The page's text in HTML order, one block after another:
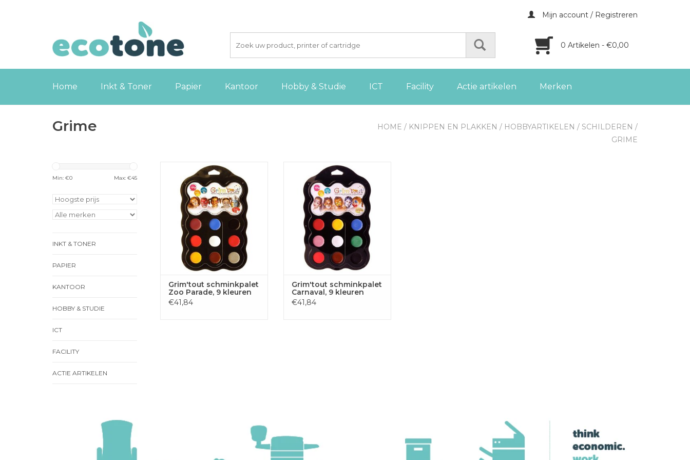
Mijn account / Registreren
0 Artikelen - €0,00
Home Inkt & Toner Papier Kantoor Hobby & Studie ICT Facility Actie artikelen Merken
Grime HOME / KNIPPEN EN PLAKKEN / HOBBYARTIKELEN / SCHILDEREN /
GRIME
Min: €0 Max: €45
INKT & TONER
PAPIER
KANTOOR
HOBBY & STUDIE
ICT
FACILITY
ACTIE ARTIKELEN
Grim'tout schminkpalet Zoo
Parade, 9 kleuren
TOEVOEGEN AAN
WINKELWAGEN
Grim'tout schminkpalet
Zoo Parade, 9 kleuren
€41,84
Grim'tout schminkpalet
Carnaval, 9 kleuren
TOEVOEGEN AAN
WINKELWAGEN
Grim'tout schminkpalet
Carnaval, 9 kleuren
€41,84